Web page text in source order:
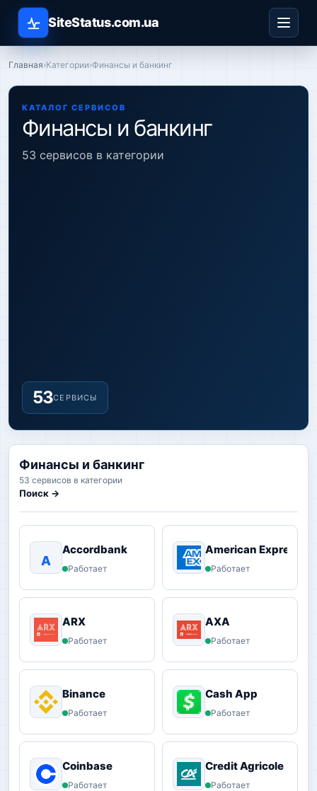
SiteStatus.com.ua
Главная›Категории›Финансы и банкинг
КАТАЛОГ СЕРВИСОВ
Финансы и банкинг
53 сервисов в категории
53СЕРВИСЫ
Финансы и банкинг
53 сервисов в категории
Поиск →
A
Accordbank
Работает
American Express
Работает
ARX
Работает
AXA
Работает
Binance
Работает
Cash App
Работает
Coinbase
Работает
Credit Agricole
Работает